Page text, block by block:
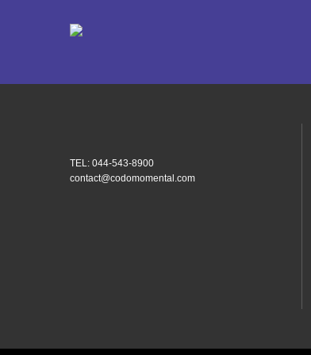
TEL: 044-543-8900
contact@codomomental.com